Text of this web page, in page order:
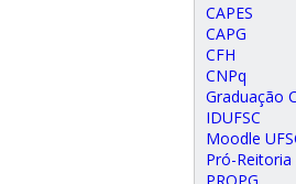
CAPES
CAPG
CFH
CNPq
Graduação
IDUFSC
Moodle
Pró-